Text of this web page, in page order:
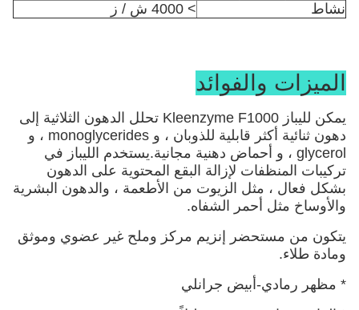
نشاط
> 4000 ش / ز
الميزات والفوائد
يمكن لليباز Kleenzyme F1000 تحلل الدهون الثلاثية إلى
دهون ثنائية أكثر قابلية للذوبان ، و monoglycerides ، و
glycerol ، و أحماض دهنية مجانية.يستخدم الليباز في
تركيبات المنظفات لإزالة البقع المحتوية على الدهون
بشكل فعال ، مثل الزيوت من الأطعمة ، والدهون البشرية
والأوساخ مثل أحمر الشفاه.
يتكون من مستحضر إنزيم مركز وملح غير عضوي وموثق
ومادة طلاء.
* مظهر رمادي-أبيض جرانلي